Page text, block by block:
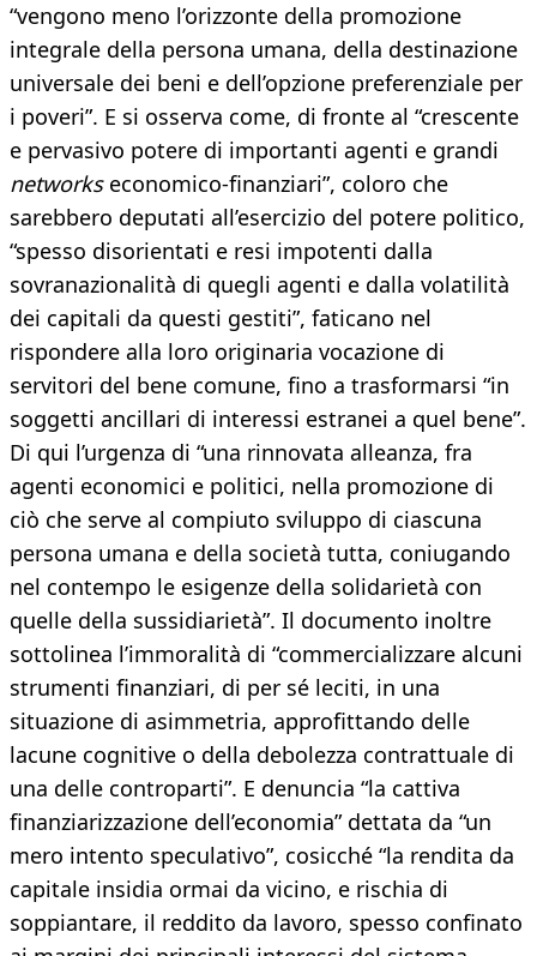
“vengono meno l’orizzonte della promozione
integrale della persona umana, della destinazione
universale dei beni e dell’opzione preferenziale per
i poveri”. E si osserva come, di fronte al “crescente
e pervasivo potere di importanti agenti e grandi
networks economico-finanziari”, coloro che
sarebbero deputati all’esercizio del potere politico,
“spesso disorientati e resi impotenti dalla
sovranazionalità di quegli agenti e dalla volatilità
dei capitali da questi gestiti”, faticano nel
rispondere alla loro originaria vocazione di
servitori del bene comune, fino a trasformarsi “in
soggetti ancillari di interessi estranei a quel bene”.
Di qui l’urgenza di “una rinnovata alleanza, fra
agenti economici e politici, nella promozione di
ciò che serve al compiuto sviluppo di ciascuna
persona umana e della società tutta, coniugando
nel contempo le esigenze della solidarietà con
quelle della sussidiarietà”. Il documento inoltre
sottolinea l’immoralità di “commercializzare alcuni
strumenti finanziari, di per sé leciti, in una
situazione di asimmetria, approfittando delle
lacune cognitive o della debolezza contrattuale di
una delle controparti”. E denuncia “la cattiva
finanziarizzazione dell’economia” dettata da “un
mero intento speculativo”, cosicché “la rendita da
capitale insidia ormai da vicino, e rischia di
soppiantare, il reddito da lavoro, spesso confinato